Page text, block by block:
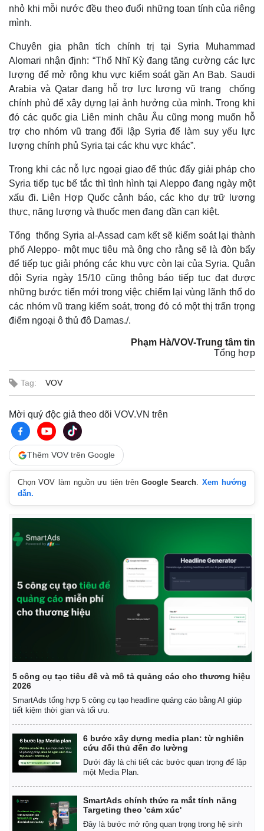
Kinh tế
Khởi nghiệp
Thị trường
Chứng khoán
Giá cà phê
nhỏ khi mỗi nước đều theo đuổi những toan tính của riêng
mình.
Chuyên gia phân tích chính trị tại Syria Muhammad
Alomari nhận định: “Thổ Nhĩ Kỳ đang tăng cường các lực
lượng để mở rộng khu vực kiểm soát gần An Bab. Saudi
Arabia và Qatar đang hỗ trợ lực lượng vũ trang chống
chính phủ để xây dựng lại ảnh hưởng của mình. Trong khi
đó các quốc gia Liên minh châu Âu cũng mong muốn hỗ
trợ cho nhóm vũ trang đối lập Syria để làm suy yếu lực
lượng chính phủ Syria tại các khu vực khác”.
Trong khi các nỗ lực ngoại giao để thúc đẩy giải pháp cho
Syria tiếp tục bế tắc thì tình hình tại Aleppo đang ngày một
xấu đi. Liên Hợp Quốc cảnh báo, các kho dự trữ lương
thực, năng lượng và thuốc men đang dần cạn kiệt.
Tổng thống Syria al-Assad cam kết sẽ kiểm soát lại thành
phố Aleppo- một mục tiêu mà ông cho rằng sẽ là đòn bẩy
để tiếp tục giải phóng các khu vực còn lại của Syria. Quân
đội Syria ngày 15/10 cũng thông báo tiếp tục đạt được
những bước tiến mới trong việc chiếm lại vùng lãnh thổ do
các nhóm vũ trang kiểm soát, trong đó có một thị trấn trọng
điểm ngoại ô thủ đô Damas./.
Phạm Hà/VOV-Trung tâm tin
Tổng hợp
Tag: VOV
Mời quý độc giả theo dõi VOV.VN trên
Thêm VOV trên Google
Chọn VOV làm nguồn ưu tiên trênGoogle Search. Xem hướng
dẫn.
5 công cụ tạo tiêu đề và mô tả quảng cáo cho thương hiệu
2026
SmartAds tổng hợp 5 công cụ tạo headline quảng cáo bằng AI giúp
tiết kiệm thời gian và tối ưu.
6 bước xây dựng media plan: từ nghiên
cứu đối thủ đến đo lường
Dưới đây là chi tiết các bước quan trọng để lập
một Media Plan.
SmartAds chính thức ra mắt tính năng
Targeting theo 'cảm xúc'
Đây là bước mở rộng quan trọng trong hệ sinh